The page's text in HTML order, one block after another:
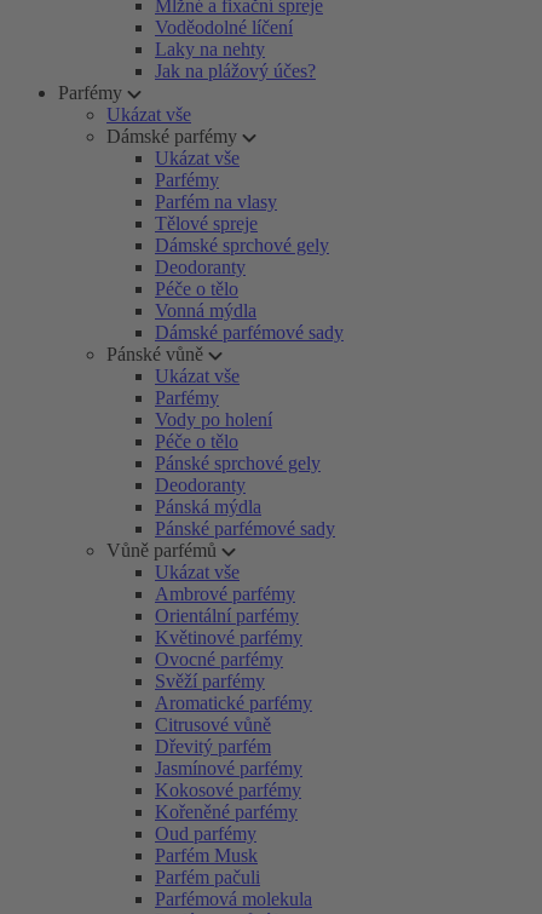
Mlžné a fixační spreje
Voděodolné líčení
Laky na nehty
Jak na plážový účes?
Parfémy
Ukázat vše
Dámské parfémy
Ukázat vše
Parfémy
Parfém na vlasy
Tělové spreje
Dámské sprchové gely
Deodoranty
Péče o tělo
Vonná mýdla
Dámské parfémové sady
Pánské vůně
Ukázat vše
Parfémy
Vody po holení
Péče o tělo
Pánské sprchové gely
Deodoranty
Pánská mýdla
Pánské parfémové sady
Vůně parfémů
Ukázat vše
Ambrové parfémy
Orientální parfémy
Květinové parfémy
Ovocné parfémy
Svěží parfémy
Aromatické parfémy
Citrusové vůně
Dřevitý parfém
Jasmínové parfémy
Kokosové parfémy
Kořeněné parfémy
Oud parfémy
Parfém Musk
Parfém pačuli
Parfémová molekula